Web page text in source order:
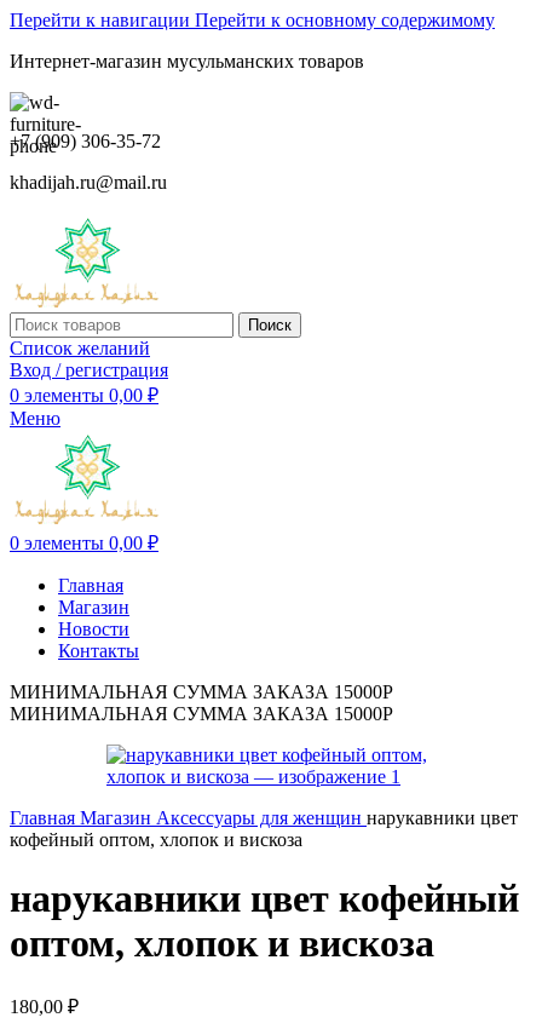
Перейти к навигации Перейти к основному содержимому
Интернет-магазин мусульманских товаров
+7 (909) 306-35-72
khadijah.ru@mail.ru
Поиск
Список желаний
Вход / регистрация
0 элементы 0,00 ₽
Меню
0 элементы 0,00 ₽
Главная
Магазин
Новости
Контакты
МИНИМАЛЬНАЯ СУММА ЗАКАЗА 15000Р
МИНИМАЛЬНАЯ СУММА ЗАКАЗА 15000Р
Главная Магазин Аксессуары для женщин нарукавники цвет
кофейный оптом, хлопок и вискоза
нарукавники цвет кофейный
оптом, хлопок и вискоза
180,00 ₽